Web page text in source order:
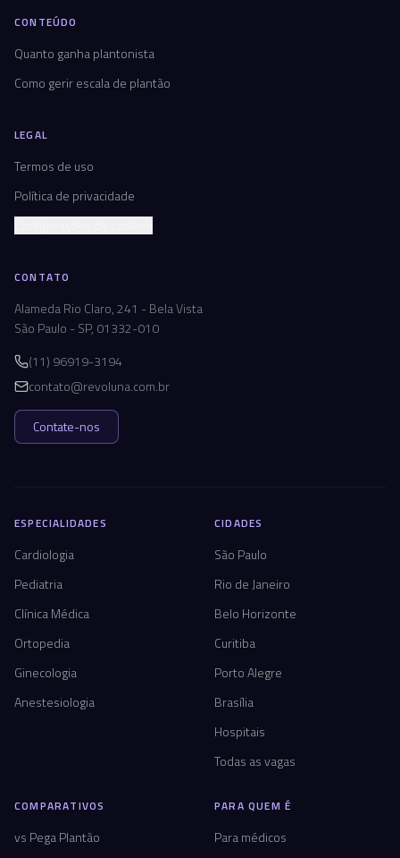
CONTEÚDO
Quanto ganha plantonista
Como gerir escala de plantão
LEGAL
Termos de uso
Política de privacidade
CONTATO
Alameda Rio Claro, 241 - Bela Vista
São Paulo - SP, 01332-010
(11) 96919-3194
contato@revoluna.com.br
Contate-nos
ESPECIALIDADES
Cardiologia
Pediatria
Clínica Médica
Ortopedia
Ginecologia
Anestesiologia
CIDADES
São Paulo
Rio de Janeiro
Belo Horizonte
Curitiba
Porto Alegre
Brasília
Hospitais
Todas as vagas
COMPARATIVOS
vs Pega Plantão
PARA QUEM É
Para médicos